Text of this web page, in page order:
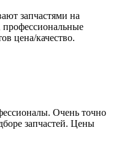
запчастями на
профессиональные
цена/качество.
Очень точно
запчастей. Цены